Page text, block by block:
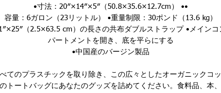
•寸法：20″×14″×5″（50.8×35.6×12.7cm）
••
容量：6ガロン（23リットル）
•重量制限：30ポンド（13.6 kg）
（2.5×63.5 cm）の長さの共布ダブルストラップ •メインコ
パートメントを開き、底を平らにする
•中国産のバージン製品
てのプラスチックを取り除き、この広々としたオーガニックコ
トートバッグにあなたのグッズを詰めてください。食料品、本